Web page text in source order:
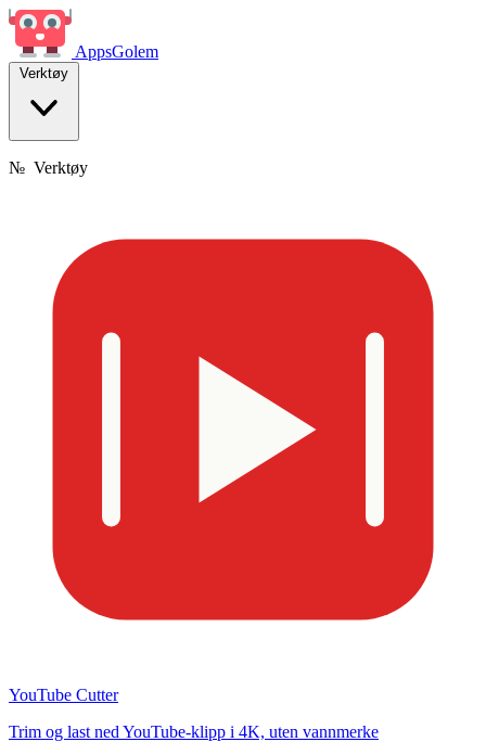
AppsGolem
Verktøy
№ Verktøy
YouTube Cutter
Trim og last ned YouTube-klipp i 4K, uten vannmerke